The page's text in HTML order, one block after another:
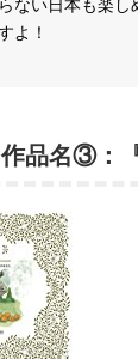
ない日本も楽
よ！
品名③：